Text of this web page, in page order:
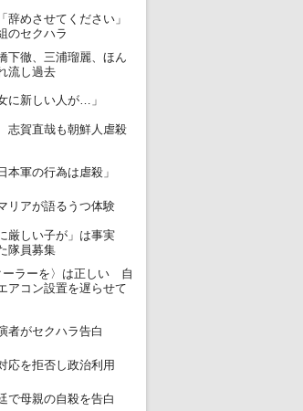
辞めさせてください」
のセクハラ
下徹、三浦瑠麗、ほん
流し過去
に新しい人が…」
志賀直哉も朝鮮人虐殺
本軍の行為は虐殺」
リアが語るうつ体験
厳しい子が」は事実
隊員募集
ーラーを〉は正しい 自
アコン設置を遅らせて
者がセクハラ告白
応を拒否し政治利用
で母親の自殺を告白